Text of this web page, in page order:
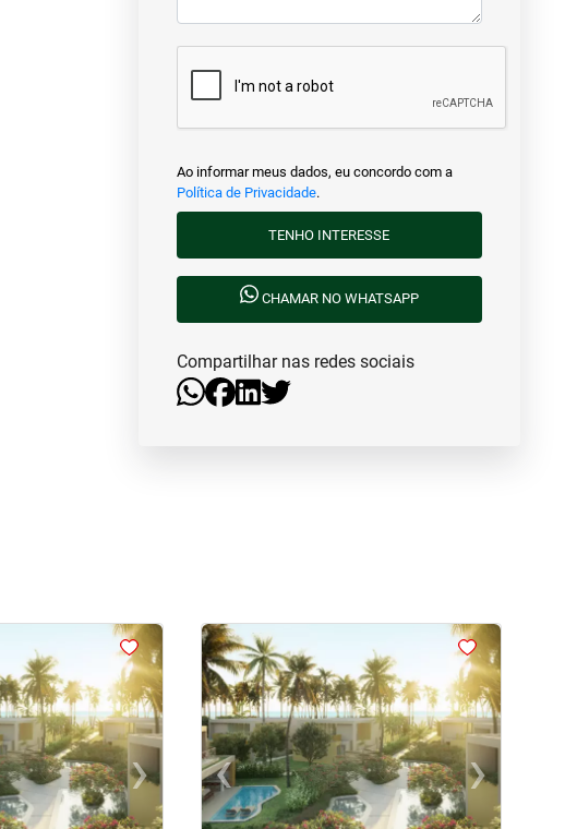
Ao informar meus dados, eu concordo com a
Política de Privacidade.
TENHO INTERESSE
CHAMAR NO WHATSAPP
Compartilhar nas redes sociais
›Next
<<<<
‹Previous ›Next